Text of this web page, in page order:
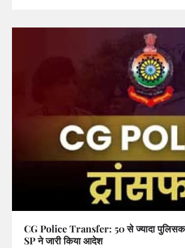
CG Police Transfer: 50 से ज्यादा
SP ने जारी किया आदेश